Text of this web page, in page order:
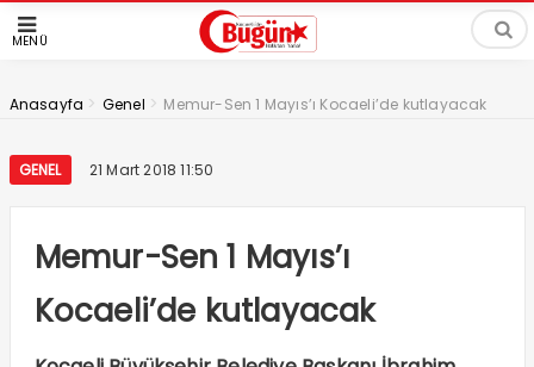
MENÜ
Anasayfa > Genel > Memur-Sen 1 Mayıs’ı Kocaeli’de kutlayacak
GENEL 21 Mart 2018 11:50
Memur-Sen 1 Mayıs’ı
Kocaeli’de kutlayacak